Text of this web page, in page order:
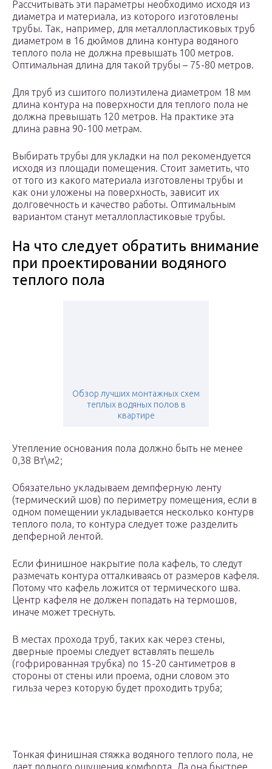
Рассчитывать эти параметры необходимо исходя из
диаметра и материала, из которого изготовлены
трубы. Так, например, для металлопластиковых труб
диаметром в 16 дюймов длина контура водяного
теплого пола не должна превышать 100 метров.
Оптимальная длина для такой трубы – 75-80 метров.
Для труб из сшитого полиэтилена диаметром 18 мм
длина контура на поверхности для теплого пола не
должна превышать 120 метров. На практике эта
длина равна 90-100 метрам.
Выбирать трубы для укладки на пол рекомендуется
исходя из площади помещения. Стоит заметить, что
от того из какого материала изготовлены трубы и
как они уложены на поверхность, зависит их
долговечность и качество работы. Оптимальным
вариантом станут металлопластиковые трубы.
На что следует обратить внимание
при проектировании водяного
теплого пола
Обзор лучших монтажных схем
теплых водяных полов в
квартире
Утепление основания пола должно быть не менее
0,38 Вт\м2;
Обязательно укладываем демпферную ленту
(термический шов) по периметру помещения, если в
одном помещении укладывается несколько контурв
теплого пола, то контура следует тоже разделить
депферной лентой.
Если финишное накрытие пола кафель, то следут
размечать контура отталкиваясь от размеров кафеля.
Потому что кафель ложится от термического шва.
Центр кафеля не должен попадать на термошов,
иначе может треснуть.
В местах прохода труб, таких как через стены,
дверные проемы следует вставлять пешель
(гофрированная трубка) по 15-20 сантиметров в
стороны от стены или проема, одни словом это
гильза через которую будет проходить труба;
Тонкая финишная стяжка водяного теплого пола, не
дает полного ощущения комфорта. Да она быстрее